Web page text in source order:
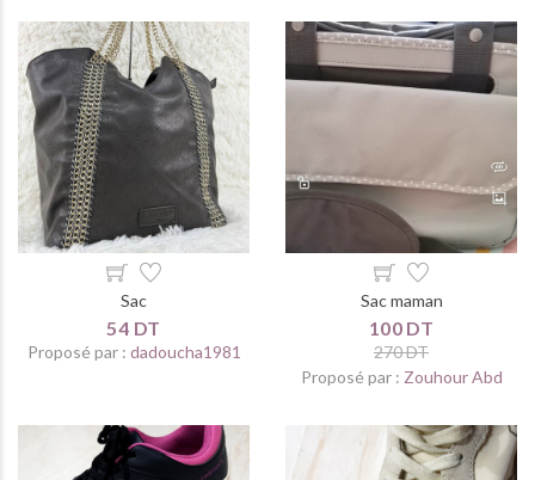
Sac
54 DT
Proposé par : dadoucha1981
Sac maman
100 DT
270 DT
Proposé par : Zouhour Abd